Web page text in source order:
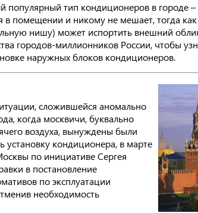
популярный тип кондиционеров в городе –
в помещении и никому не мешает, тогда
нишу) может испортить внешний
городов-миллионников России, чтобы
наружных блоков кондиционеров.
сложившейся аномально
когда москвичи, буквально
воздуха, вынуждены были
установку кондиционера, в марте
по инициативе Сергея
в постановление
по эксплуатации
необходимость